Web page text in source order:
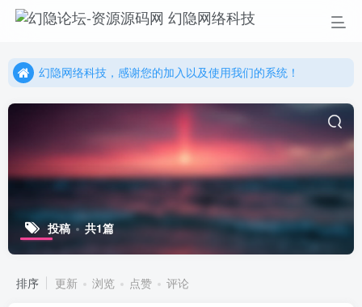
幻隐网络科技，感谢您的加入以及使用我们的系统！
幻隐网络科技，感谢您的加入以及使用我们的系统！
投稿 共1篇
排序 更新 浏览 点赞 评论